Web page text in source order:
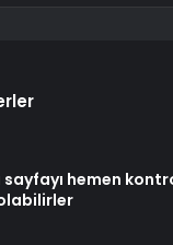
hemen